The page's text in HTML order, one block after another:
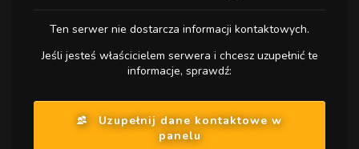
Ten serwer nie dostarcza informacji kontaktowych.
Jeśli jesteś właścicielem serwera i chcesz uzupełnić te
informacje, sprawdź:
Uzupełnij dane kontaktowe w
panelu